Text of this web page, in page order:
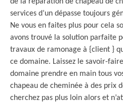
services d’un dépasse toujours
Ne vous en faites plus pour cela
avons trouvé la solution parfaite
travaux de ramonage à {client }
ce domaine. Laissez le savoir-
domaine prendre en main tous
chapeau de cheminée à des prix
cherchez pas plus loin alors et